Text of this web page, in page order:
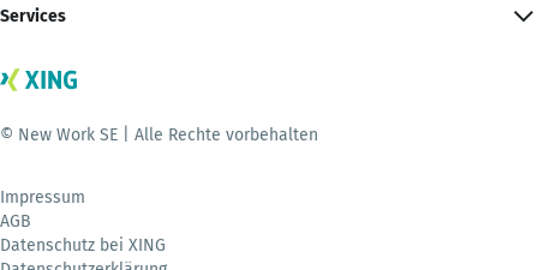
Services
© New Work SE | Alle Rechte vorbehalten
Impressum
AGB
Datenschutz bei XING